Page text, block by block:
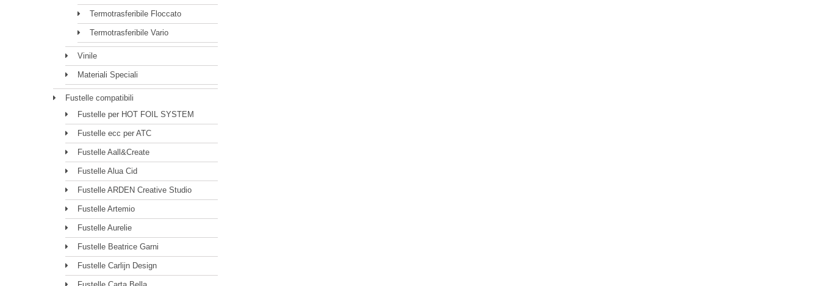
Termotrasferibile Floccato
Termotrasferibile Vario
Vinile
Materiali Speciali
Fustelle compatibili
Fustelle per HOT FOIL SYSTEM
Fustelle ecc per ATC
Fustelle Aall&Create
Fustelle Alua Cid
Fustelle ARDEN Creative Studio
Fustelle Artemio
Fustelle Aurelie
Fustelle Beatrice Garni
Fustelle Carlijn Design